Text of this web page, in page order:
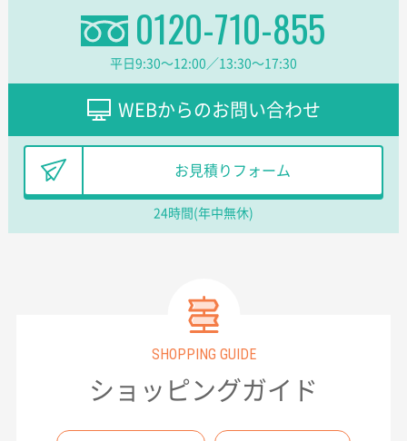
0120-710-855
平日9:30〜12:00／13:30〜17:30
WEBからのお問い合わせ
お見積りフォーム
24時間(年中無休)
SHOPPING GUIDE
ショッピングガイド